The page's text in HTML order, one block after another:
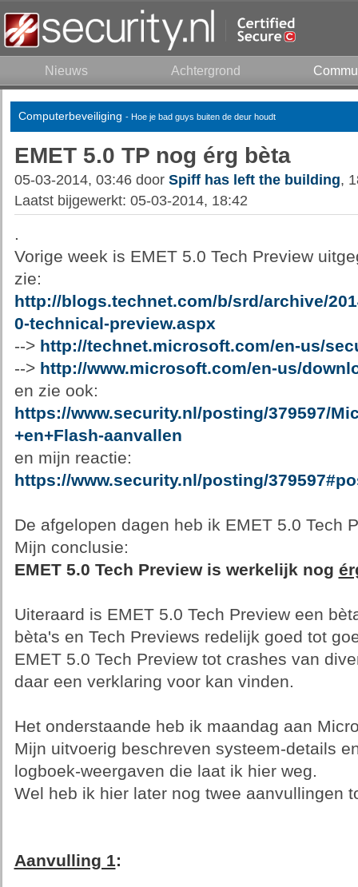
Nieuws Achtergrond
Computerbeveiliging - Hoe je bad guys buiten de deur houdt
EMET 5.0 TP nog érg bèta
05-03-2014, 03:46 door Spiff has left the building,
Laatst bijgewerkt: 05-03-2014, 18:42
.
Vorige week is EMET 5.0 Tech Preview
zie:
http://blogs.technet.com/b/srd/archive/
0-technical-preview.aspx
--> http://technet.microsoft.com/en-us/
--> http://www.microsoft.com/en-us/
en zie ook:
https://www.security.nl/posting/379597/
+en+Flash-aanvallen
en mijn reactie:
https://www.security.nl/posting/
De afgelopen dagen heb ik EMET 5.0 Tech
Mijn conclusie:
EMET 5.0 Tech Preview is werkelijk nog
Uiteraard is EMET 5.0 Tech Preview een
bèta's en Tech Previews redelijk goed tot
EMET 5.0 Tech Preview tot crashes van
daar een verklaring voor kan vinden.
Het onderstaande heb ik maandag aan
Mijn uitvoerig beschreven systeem-details
logboek-weergaven die laat ik hier weg.
Wel heb ik hier later nog twee aanvullingen
Aanvulling 1: